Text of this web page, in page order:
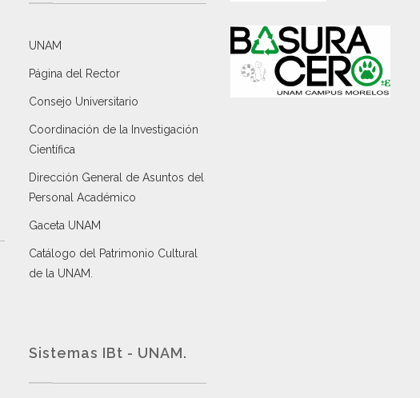
UNAM
Página del Rector
Consejo Universitario
Coordinación de la Investigación
Científica
Dirección General de Asuntos del
Personal Académico
Gaceta UNAM
Catálogo del Patrimonio Cultural
de la UNAM.
Sistemas IBt - UNAM.